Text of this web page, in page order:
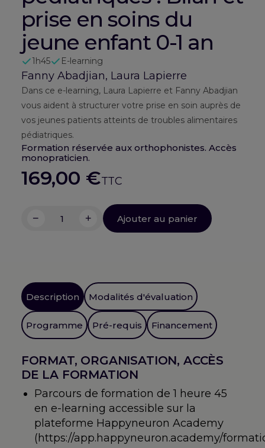
prise en soins du
jeune enfant 0-1 an
1h45 E-learning
Fanny Abadjian, Laura Lapierre
Dans ce e-learning, Laura Lapierre et Fanny Abadjian
vous aident à structurer votre prise en soin auprès de
vos jeunes patients atteints de troubles alimentaires
pédiatriques.
Formation réservée aux orthophonistes. Accès
monopraticien.
169,00 €TTC
quantité
:
Bilan
et
prise
soins
du
jeune
an
− + Ajouter au panier
Description Modalités d'évaluation
Programme Pré-requis Financement
FORMAT, ORGANISATION, ACCÈS
DE LA FORMATION
Parcours de formation de 1 heure 45
en e-learning accessible sur la
plateforme Happyneuron Academy
(https://app.happyneuron.academy/